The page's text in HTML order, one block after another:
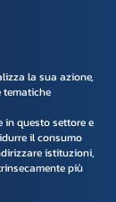
la sua azione,
tematiche
in questo settore e
il consumo
istituzioni,
più